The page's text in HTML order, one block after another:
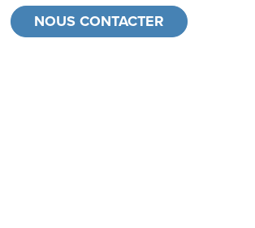
NOUS CONTACTER